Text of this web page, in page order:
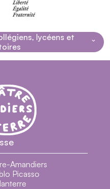
dans la page
lycéens et
lycéens et
Amandiers - Centre
Nanterre-Amandiers
Amandiers
Picasso